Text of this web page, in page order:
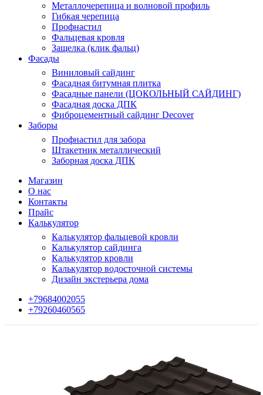
Металлочерепица и волновой профиль
Гибкая черепица
Профнастил
Фальцевая кровля
Защелка (клик фальц)
Фасады
Виниловый сайдинг
Фасадная битумная плитка
Фасадные панели (ЦОКОЛЬНЫЙ САЙДИНГ)
Фасадная доска ДПК
Фиброцементный сайдинг Decover
Заборы
Профнастил для забора
Штакетник металлический
Заборная доска ДПК
Магазин
О нас
Контакты
Прайс
Калькулятор
Калькулятор фальцевой кровли
Калькулятор сайдинга
Калькулятор кровли
Калькулятор водосточной системы
Дизайн экстерьера дома
+79684002055
+79260460565